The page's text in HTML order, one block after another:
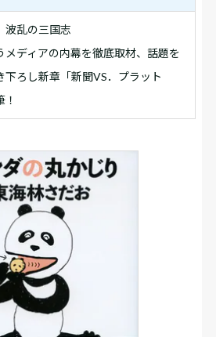
波乱の三国志
メディアの内幕を徹底取材、話題を
下ろし新章「新聞VS．プラット